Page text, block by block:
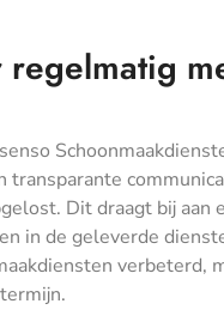
transparante
Dit draagt bij
in de geleverde
verbeterd,